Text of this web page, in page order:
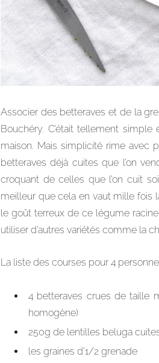
Associer des betteraves et de la
Bouchéry. C’était tellement
maison. Mais simplicité rime avec
betteraves déjà cuites que l’on
croquant de celles que l’on cuit
meilleur que cela en vaut mille fois
le goût terreux de ce légume
utiliser d’autres variétés comme la
La liste des courses pour 4
4 betteraves crues de taille
homogène)
250g de lentilles beluga
les graines d’1/2 grenade